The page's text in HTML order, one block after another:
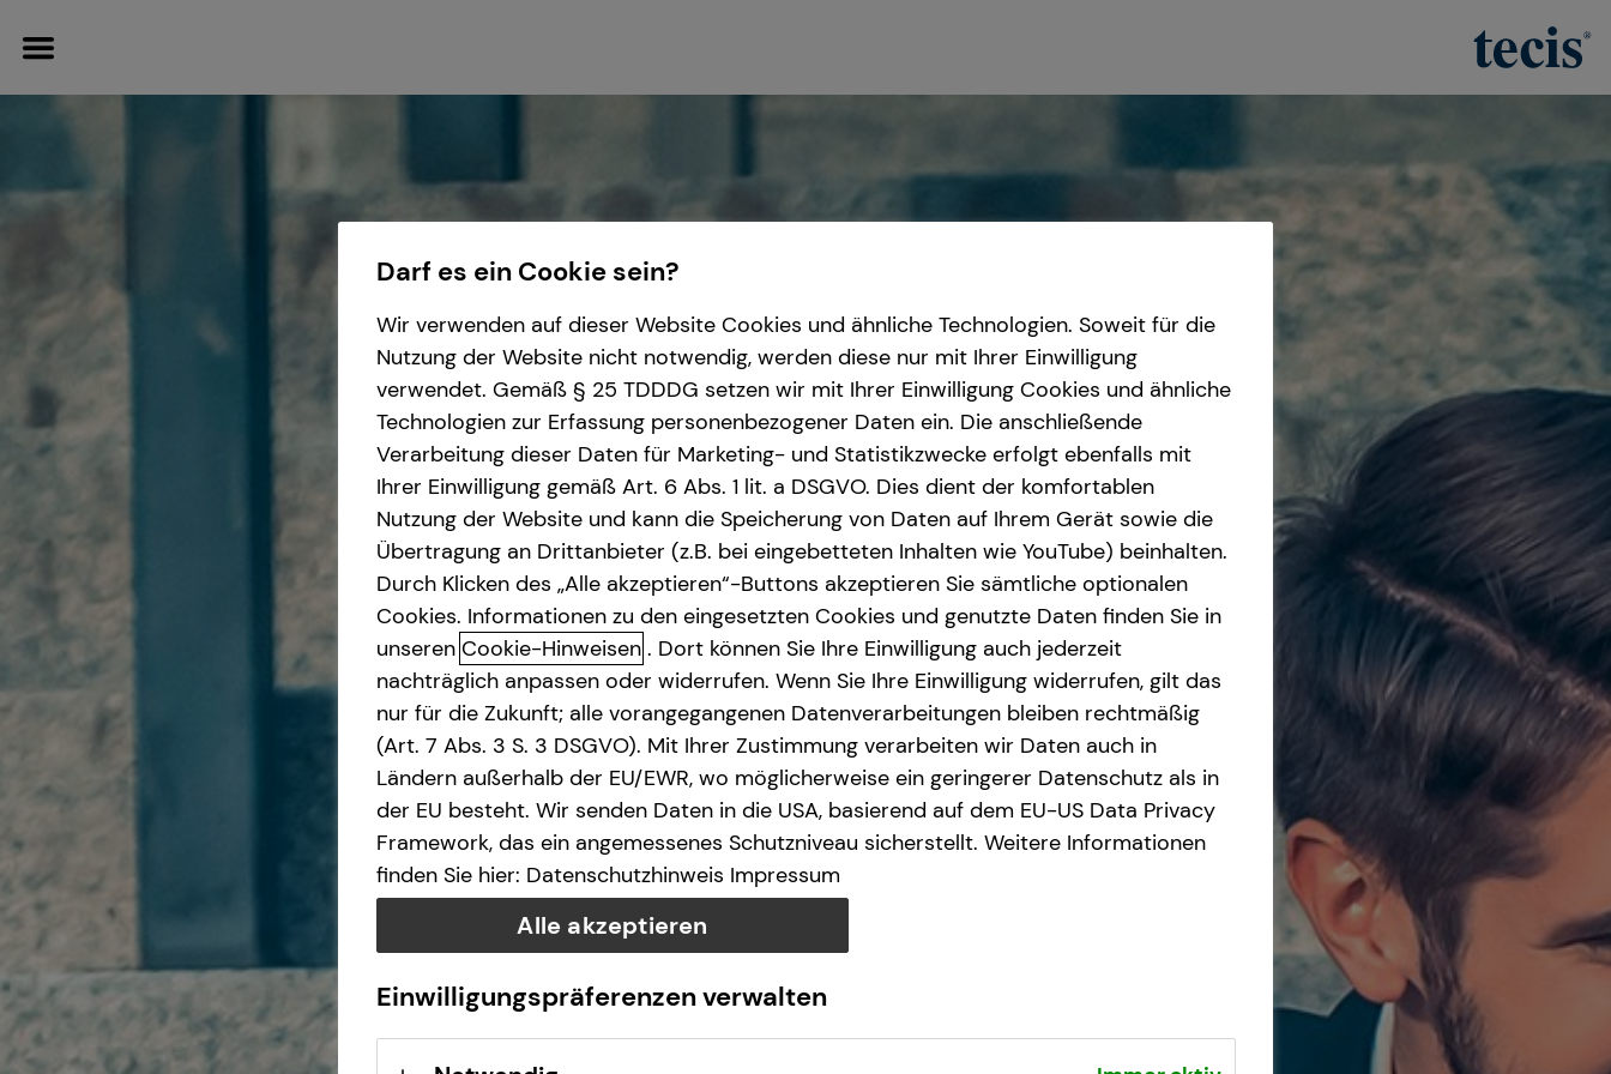
Videoberatung
Spezialisten-Netzwerk
Private Krankenvorsorge
Immobilienfinanzierung
Betriebliche Altersvorsorge
Investment
Kapitalanlage Immobilien
Altersvorsorge
Gewerbliche Versicherungen
Sach- und
Vermögenssicherung
Kundenportal
Schadenabwicklung
Über tecis
Podcast
Interview
Über mich
Karrierechancen
Initiativbewerbung
Darf es ein Cookie sein?
Wir verwenden auf dieser Website Cookies und ähnliche Technologien. Soweit für die
Nutzung der Website nicht notwendig, werden diese nur mit Ihrer Einwilligung
verwendet. Gemäß § 25 TDDDG setzen wir mit Ihrer Einwilligung Cookies und ähnliche
Technologien zur Erfassung personenbezogener Daten ein. Die anschließende
Verarbeitung dieser Daten für Marketing- und Statistikzwecke erfolgt ebenfalls mit
Ihrer Einwilligung gemäß Art. 6 Abs. 1 lit. a DSGVO. Dies dient der komfortablen
Nutzung der Website und kann die Speicherung von Daten auf Ihrem Gerät sowie die
Übertragung an Drittanbieter (z.B. bei eingebetteten Inhalten wie YouTube) beinhalten.
Durch Klicken des „Alle akzeptieren“-Buttons akzeptieren Sie sämtliche optionalen
Cookies. Informationen zu den eingesetzten Cookies und genutzte Daten finden Sie in
unseren Cookie-Hinweisen . Dort können Sie Ihre Einwilligung auch jederzeit
nachträglich anpassen oder widerrufen. Wenn Sie Ihre Einwilligung widerrufen, gilt das
nur für die Zukunft; alle vorangegangenen Datenverarbeitungen bleiben rechtmäßig
(Art. 7 Abs. 3 S. 3 DSGVO). Mit Ihrer Zustimmung verarbeiten wir Daten auch in
Ländern außerhalb der EU/EWR, wo möglicherweise ein geringerer Datenschutz als in
der EU besteht. Wir senden Daten in die USA, basierend auf dem EU-US Data Privacy
Framework, das ein angemessenes Schutzniveau sicherstellt. Weitere Informationen
finden Sie hier: Datenschutzhinweis Impressum
Alle akzeptieren
Einwilligungspräferenzen verwalten